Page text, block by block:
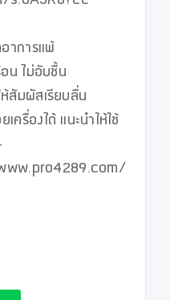
าการแพ้
น ไม่อับชื้น
สัมผัสเรียบลื่น
ครื่องได้ แนะนำให้ใช้